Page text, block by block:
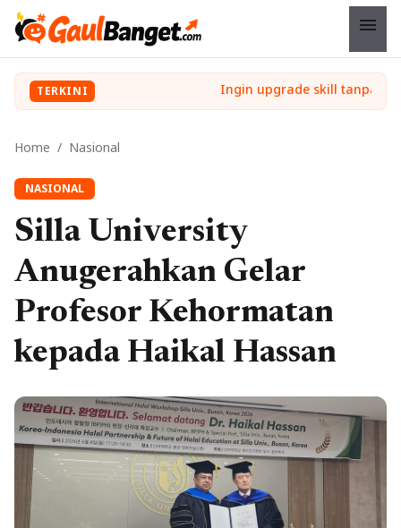
menu
TERKINI
Home / Nasional
NASIONAL
Silla University
Anugerahkan Gelar
Profesor Kehormatan
kepada Haikal Hassan